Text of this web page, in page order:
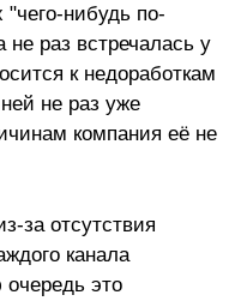
"чего-нибудь по-
раз встречалась у
к недоработкам
не раз уже
компания её не
за отсутствия
канала
очередь это